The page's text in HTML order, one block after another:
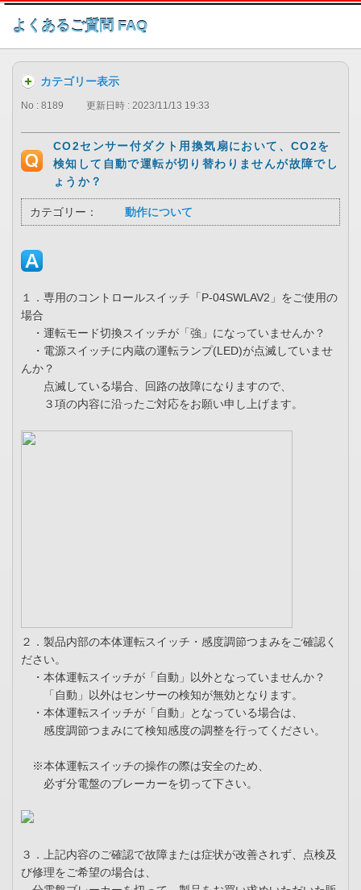
このページの本文へ
よくあるご質問 FAQ
カテゴリー表示
No : 8189 更新日時 : 2023/11/13 19:33
CO2センサー付ダクト用換気扇において、CO2を
検知して自動で運転が切り替わりませんが故障でし
ょうか？
カテゴリー： 動作について
１．専用のコントロールスイッチ「P-04SWLAV2」をご使用の
場合
・運転モード切換スイッチが「強」になっていませんか？
・電源スイッチに内蔵の運転ランプ(LED)が点滅していませ
んか？
点滅している場合、回路の故障になりますので、
３項の内容に沿ったご対応をお願い申し上げます。
２．製品内部の本体運転スイッチ・感度調節つまみをご確認く
ださい。
・本体運転スイッチが「自動」以外となっていませんか？
「自動」以外はセンサーの検知が無効となります。
・本体運転スイッチが「自動」となっている場合は、
感度調節つまみにて検知感度の調整を行ってください。
※本体運転スイッチの操作の際は安全のため、
必ず分電盤のブレーカーを切って下さい。
３．上記内容のご確認で故障または症状が改善されず、点検及
び修理をご希望の場合は、